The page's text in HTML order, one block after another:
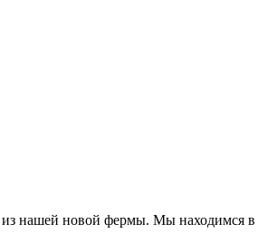
из нашей новой фермы. Мы находимся в